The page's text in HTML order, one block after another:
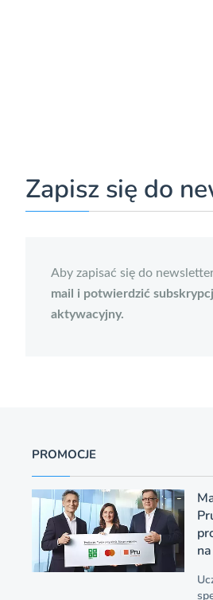
Zapisz się do
Aby zapisać się do
mail i potwierdzić
aktywacyjny.
PROMOCJE